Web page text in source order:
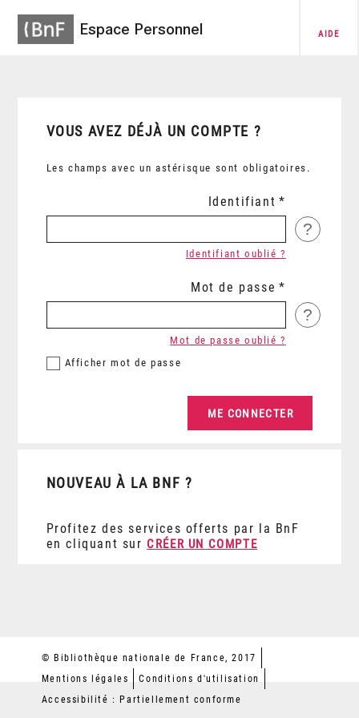
Espace Personnel AIDE
VOUS AVEZ DÉJÀ UN COMPTE ?
Les champs avec un astérisque sont obligatoires.
Identifiant
?
Identifiant oublié ?
Mot de passe
?
Afficher mot de passe
Mot de passe oublié ?
NOUVEAU À LA BNF ?
Profitez des services offerts par la BnF
en cliquant sur CRÉER UN COMPTE
© Bibliothèque nationale de France, 2017
Mentions légales
Conditions d'utilisation
Accessibilité : Partiellement conforme